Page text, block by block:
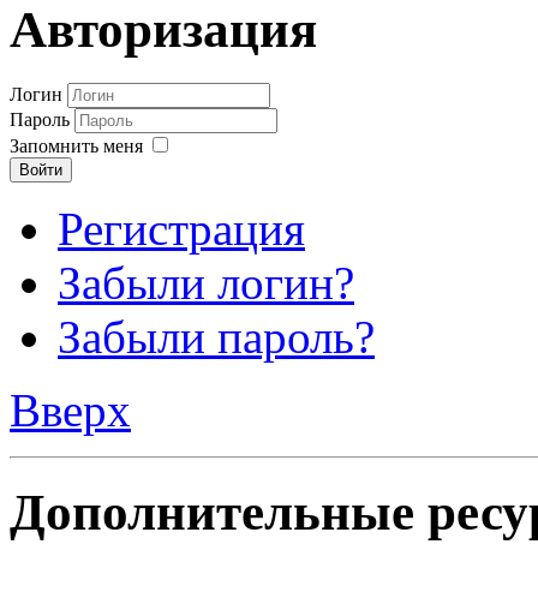
Авторизация
Логин
Пароль
Запомнить меня
Войти
Регистрация
Забыли логин?
Забыли пароль?
Вверх
Дополнительные